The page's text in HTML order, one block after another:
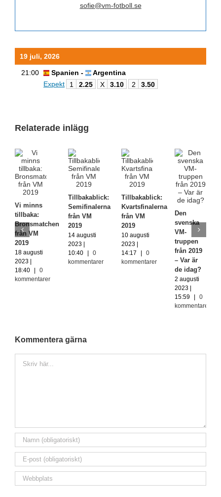
sofie@vm-fotboll.se
19 juli, 2026
21:00 Spanien -
Argentina
Expekt
1 2.25 X 3.10 2 3.50
Relaterade inlägg
Vi minns
tillbaka:
Bronsmatchen
från VM
2019
18 augusti
2023 |
18:40
0
kommentarer
Tillbakablick:
Semifinalerna
från VM
2019
14 augusti
2023 |
10:40
0
kommentarer
Tillbakablick:
Kvartsfinalerna
från VM
2019
10 augusti
2023 |
14:17
0
kommentarer
Den
svenska
VM-
truppen
från 2019
– Var är
de idag?
2 augusti
2023 |
15:59
0
kommentarer
Kommentera gärna